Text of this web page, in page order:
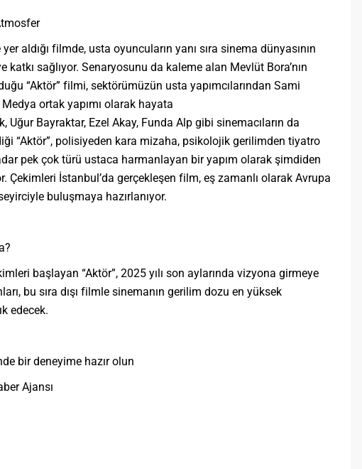
aldığı filmde, usta oyuncuların yanı sıra sinema dünyasının
sağlıyor. Senaryosunu da kaleme alan Mevlüt Bora’nın
“Aktör” filmi, sektörümüzün usta yapımcılarından Sami
ortak yapımı olarak hayata
Uğur Bayraktar, Ezel Akay, Funda Alp gibi sinemacıların da
“Aktör”, polisiyeden kara mizaha, psikolojik gerilimden tiyatro
pek çok türü ustaca harmanlayan bir yapım olarak şimdiden
Çekimleri İstanbul’da gerçekleşen film, eş zamanlı olarak Avrupa
buluşmaya hazırlanıyor.
başlayan “Aktör”, 2025 yılı son aylarında vizyona girmeye
bu sıra dışı filmle sinemanın gerilim dozu en yüksek
edecek.
bir deneyime hazır olun
Ajansı